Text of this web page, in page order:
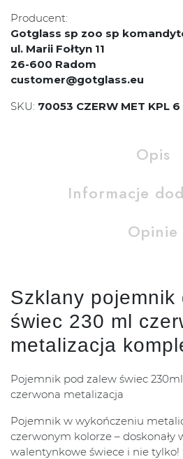
Producent:
Gotglass sp zoo sp
ul. Marii Fołtyn 11
26-600 Radom
customer@gotglass.eu
SKU: 70053 CZERW MET KPL 6
Opis
Informacje
Opinie
Szklany pojemnik
świec 230 ml
metalizacja
Pojemnik pod zalew świec
czerwona metalizacja
Pojemnik w wykończeniu
czerwonym kolorze – doskonały
walentynkowe świece i nie